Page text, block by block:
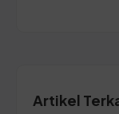
Artikel